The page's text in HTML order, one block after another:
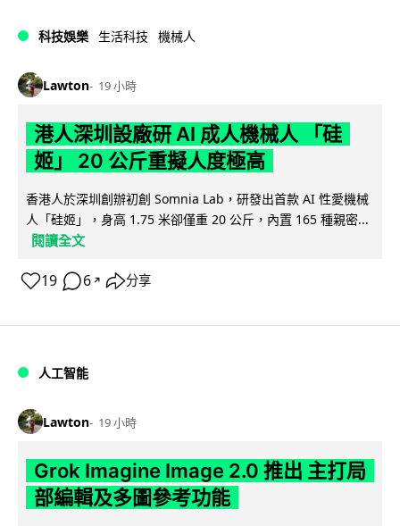
科技娛樂 生活科技 機械人
Lawton 19 小時
港人深圳設廠研 AI 成人機械人 「硅
姬」 20 公斤重擬人度極高
香港人於深圳創辦初創 Somnia Lab，研發出首款 AI 性愛機械
人「硅姬」，身高 1.75 米卻僅重 20 公斤，內置 165 種親密...
閱讀全文
19 6 ↗ 分享
人工智能
Lawton 19 小時
Grok Imagine Image 2.0 推出 主打局
部編輯及多圖參考功能